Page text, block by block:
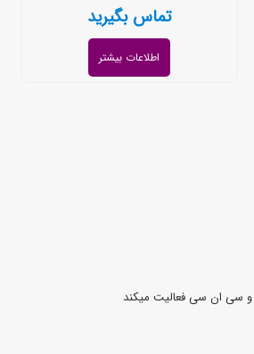
تماس بگیرید
اطلاعات بیشتر